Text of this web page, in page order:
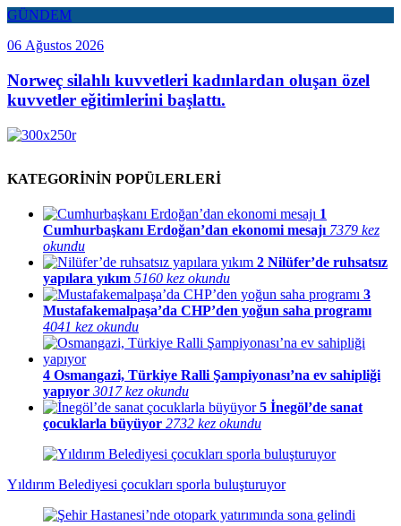
GÜNDEM
06 Ağustos 2026
Norweç silahlı kuvvetleri kadınlardan oluşan özel
kuvvetler eğitimlerini başlattı.
KATEGORİNİN POPÜLERLERİ
1
Cumhurbaşkanı Erdoğan’dan ekonomi mesajı 7379 kez
okundu
2 Nilüfer’de ruhsatsız
yapılara yıkım 5160 kez okundu
3
Mustafakemalpaşa’da CHP’den yoğun saha programı
4041 kez okundu
4 Osmangazi, Türkiye Ralli Şampiyonası’na ev sahipliği
yapıyor 3017 kez okundu
5 İnegöl’de sanat
çocuklarla büyüyor 2732 kez okundu
Yıldırım Belediyesi çocukları sporla buluşturuyor